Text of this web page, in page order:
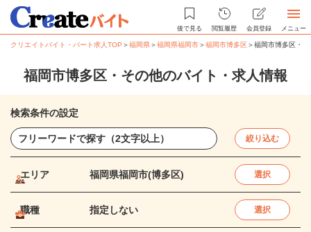
後で見る 閲覧履歴 会員登録 メニュー
クリエイトバイト・パート求人TOP ＞福岡県＞福岡県福岡市＞福岡市博多区＞福岡市博多区・
福岡市博多区・その他のバイト・求人情報
検索条件の設定
絞り込む
エリア 福岡県福岡市(博多区) 選択
職種 指定しない 選択